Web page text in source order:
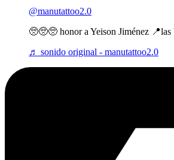
@manutattoo2.0
🥺🥺🥺 honor a Yeison Jiménez 📍las
♬ sonido original - manutattoo2.0